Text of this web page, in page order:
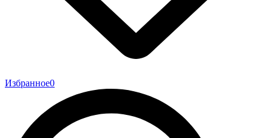
Избранное0